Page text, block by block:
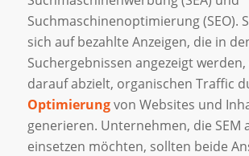
Suchmaschinenoptimierung (SEO).
sich auf bezahlte Anzeigen, die in
Suchergebnissen angezeigt werden,
darauf abzielt, organischen Traffic
Optimierungvon Websites und
generieren. Unternehmen, die SEM
einsetzen möchten, sollten beide